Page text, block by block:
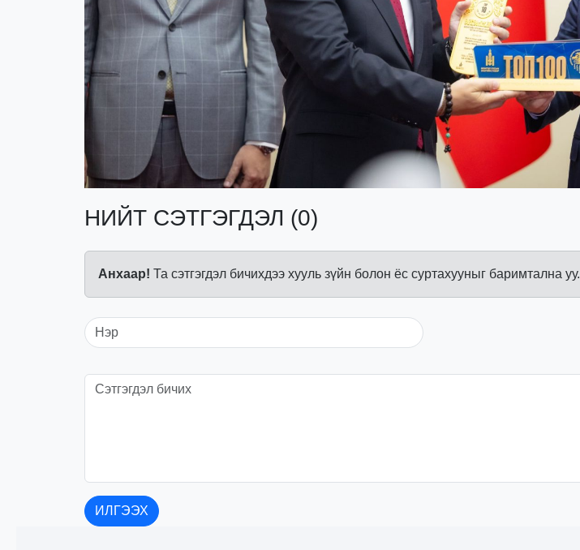
НИЙТ СЭТГЭГДЭЛ (0)
Анхаар! Та сэтгэгдэл бичихдээ хууль зүйн болон ёс суртахууныг баримтална уу.
ИЛГЭЭХ